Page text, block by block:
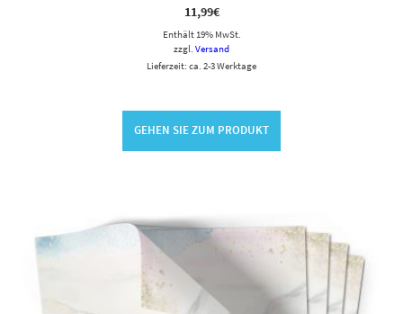
11,99€
Enthält 19% MwSt.
zzgl. Versand
Lieferzeit: ca. 2-3 Werktage
GEHEN SIE ZUM PRODUKT